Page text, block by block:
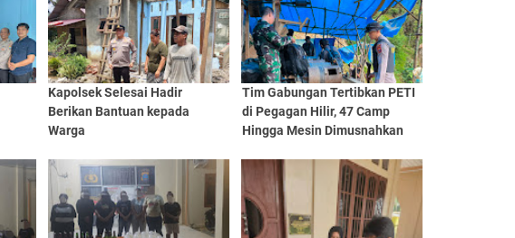
Kapolsek Selesai Hadir
Berikan Bantuan kepada
Warga
Tim Gabungan Tertibkan PETI
di Pegagan Hilir, 47 Camp
Hingga Mesin Dimusnahkan